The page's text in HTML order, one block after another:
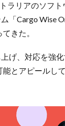
ラリアのソフ
「Cargo Wise
きた。
げ、対応を強
とアピールして